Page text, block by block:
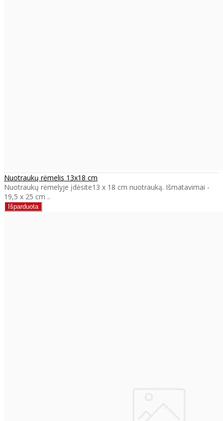
Nuotraukų rėmelis 13x18 cm
Nuotraukų rėmelyje įdėsite13 x 18 cm nuotrauką. Išmatavimai -
19,5 x 25 cm ..